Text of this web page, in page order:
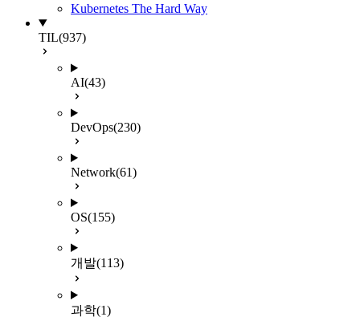
Kubernetes The Hard Way
TIL(937)
AI(43)
DevOps(230)
Network(61)
OS(155)
개발(113)
과학(1)